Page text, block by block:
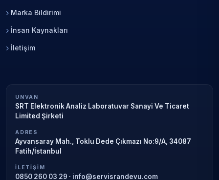
Marka Bildirimi
İnsan Kaynakları
İletişim
UNVAN
SRT Elektronik Analiz Laboratuvar Sanayi Ve Ticaret
Limited Şirketi
ADRES
Ayvansaray Mah., Toklu Dede Çıkmazı No:9/A, 34087
Fatih/İstanbul
İLETIŞIM
0850 260 03 29 · info@servisrandevu.com